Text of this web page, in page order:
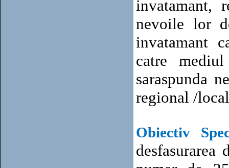
invatamant,
nevoile lor
invatamant
catre
saraspunda
regional /local
Obiectiv